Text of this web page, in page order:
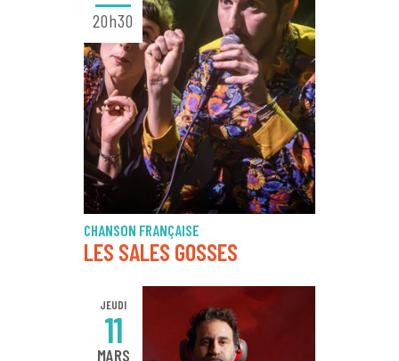
20h30
CHANSON FRANÇAISE
LES SALES GOSSES
JEUDI
11
MARS